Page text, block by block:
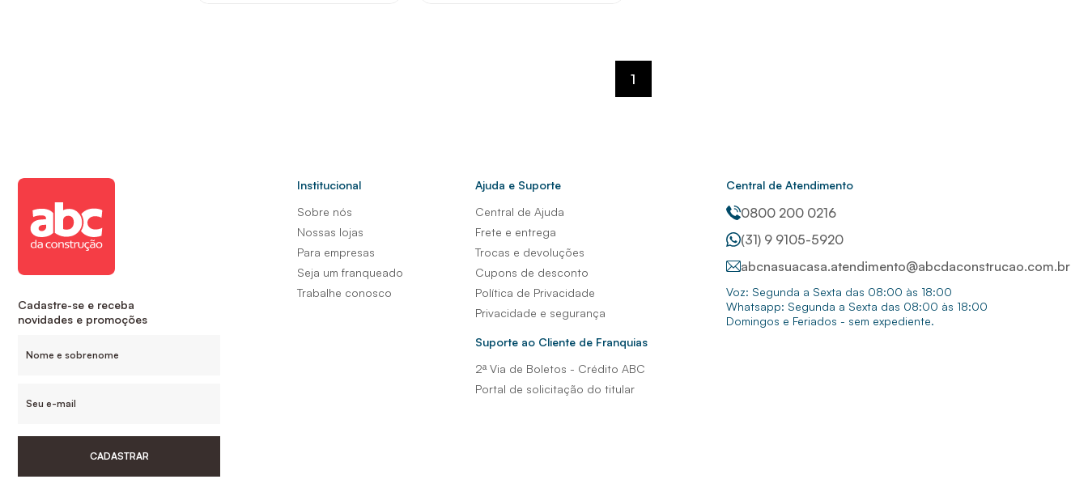
1
Cadastre-se e receba
novidades e promoções
CADASTRAR
Institucional
Sobre nós
Nossas lojas
Para empresas
Seja um franqueado
Trabalhe conosco
Ajuda e Suporte
Central de Ajuda
Frete e entrega
Trocas e devoluções
Cupons de desconto
Política de Privacidade
Privacidade e segurança
Suporte ao Cliente de Franquias
2ª Via de Boletos - Crédito ABC
Portal de solicitação do titular
Central de Atendimento
0800 200 0216
(31) 9 9105-5920
abcnasuacasa.atendimento@abcdaconstrucao.com.br
Voz: Segunda a Sexta das 08:00 às 18:00
Whatsapp: Segunda a Sexta das 08:00 às 18:00
Domingos e Feriados - sem expediente.